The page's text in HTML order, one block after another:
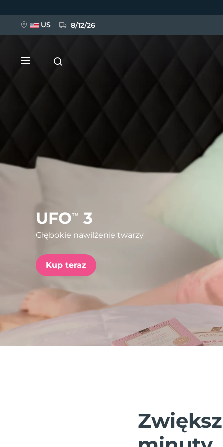
UFO™ 3
Głębokie nawilżenie twarzy
Kup teraz
US 8/12/26
BREAKING NEWS
issa™ Teeth Whitening Set
FAQ™ Dual LED Panel
POPULARNY